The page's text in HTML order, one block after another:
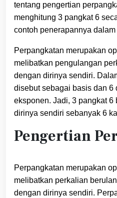
tentang pengertian
menghitung 3 pangkat 6
contoh penerapannya
Perpangkatan merupakan
melibatkan pengulangan
dengan dirinya sendiri.
disebut sebagai basis dan 6
eksponen. Jadi, 3 pangkat
dirinya sendiri sebanyak 6
Pengertian
Perpangkatan merupakan
melibatkan perkalian
dengan dirinya sendiri.